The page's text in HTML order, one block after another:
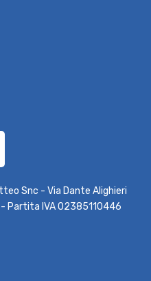
Snc - Via Dante Alighieri
Partita IVA 02385110446